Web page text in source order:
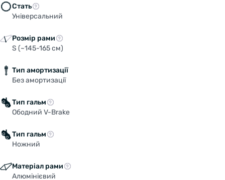
Стать
Універсальний
Розмір рами
S (~145-165 см)
Тип амортизації
Без амортизації
Тип гальм
Ободний V-Brake
Тип гальм
Ножний
Матеріал рами
Алюмінієвий